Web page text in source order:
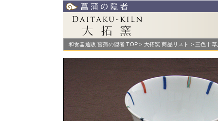
和食器通販 菖蒲の隠者 TOP > 大拓窯 商品リスト > 三色十